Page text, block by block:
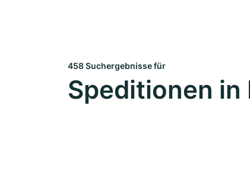
458 Suchergebnisse für
Speditionen